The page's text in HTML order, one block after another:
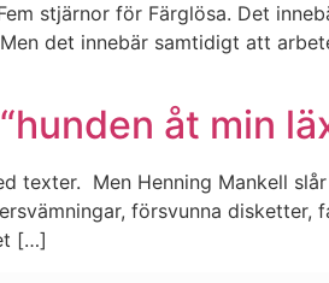
stjärnor för Färglösa. Det
det innebär samtidigt att
åt min
texter. Men Henning Mankell
försvunna disketter,
[…]